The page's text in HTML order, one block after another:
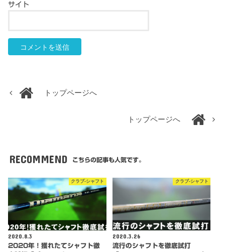
サイト
トップページへ
トップページへ
RECOMMEND こちらの記事も人気です。
クラブ-シャフト
2020.8.3
2020年！獲れたてシャフト徹
クラブ-シャフト
2020.3.26
流行のシャフトを徹底試打